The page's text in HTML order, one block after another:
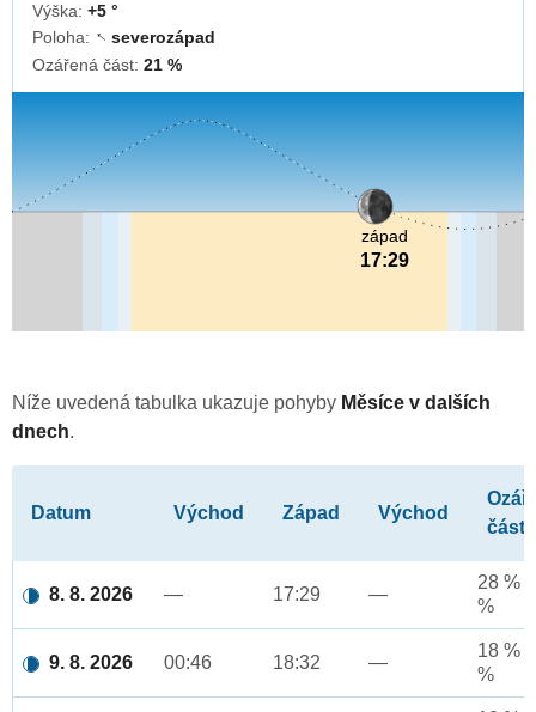
Výška: +5 °
Poloha: ↓severozápad
Ozářená část: 21 %
západ
17:29
Níže uvedená tabulka ukazuje pohyby Měsíce v dalších
dnech.
Datum Východ Západ Východ
část
8. 8. 2026 — 17:29 —
28 %
%
9. 8. 2026 00:46 18:32 —
18 %
%